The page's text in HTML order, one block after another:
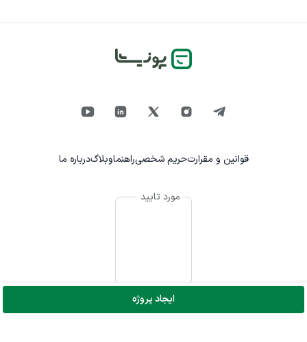
ایجاد پروژه
قوانین و مقرارتحریم شخصیراهنماوبلاگدرباره ما
مورد تایید
© تمام حقوق برای پونیشا محفوظ است